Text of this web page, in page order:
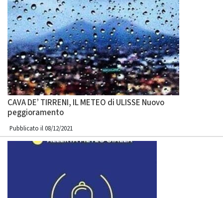
CAVA DE’ TIRRENI, IL METEO di ULISSE Nuovo
peggioramento
Pubblicato il 08/12/2021